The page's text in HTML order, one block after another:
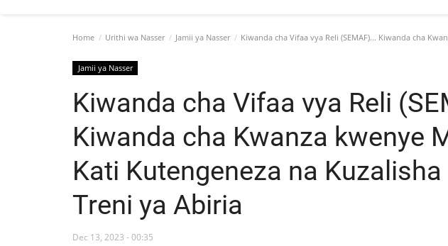
Home Urithi wa Nasser Jamii ya Nasser Kiwanda cha Vifaa vya Reli (SEMAF)... Kiwanda cha
Jamii ya Nasser
Kiwanda cha Vifaa vya Reli
Kiwanda cha Kwanza kwenye
Kati Kutengeneza na
Treni ya Abiria
Dec 13, 2023 - 00:35